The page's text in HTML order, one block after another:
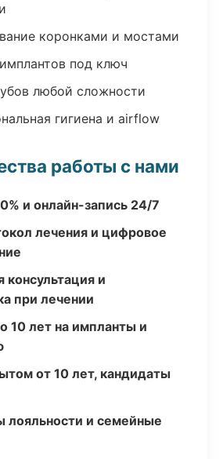
коронками и мостами
под ключ
любой сложности
гигиена и airflow
работы с нами
и онлайн-запись 24/7
лечения и цифровое
консультация и
при лечении
10 лет на импланты и
от 10 лет, кандидаты
лояльности и семейные